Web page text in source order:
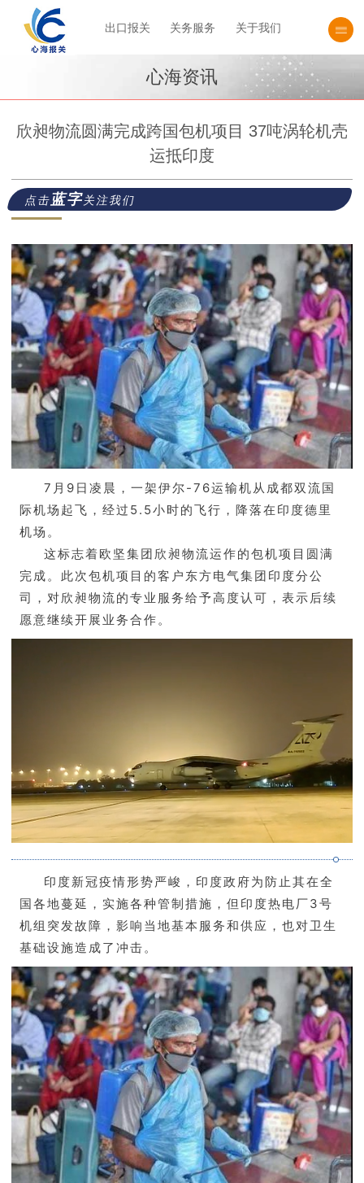
出口报关 关务服务 关于我们
心海资讯
欣昶物流圆满完成跨国包机项目 37吨涡轮机壳
运抵印度
点击蓝字关注我们
7月9日凌晨，一架伊尔-76运输机从成都双流国
际机场起飞，经过5.5小时的飞行，降落在印度德里
机场。
这标志着欧坚集团欣昶物流运作的包机项目圆满
完成。此次包机项目的客户东方电气集团印度分公
司，对欣昶物流的专业服务给予高度认可，表示后续
愿意继续开展业务合作。
印度新冠疫情形势严峻，印度政府为防止其在全
国各地蔓延，实施各种管制措施，但印度热电厂3号
机组突发故障，影响当地基本服务和供应，也对卫生
基础设施造成了冲击。